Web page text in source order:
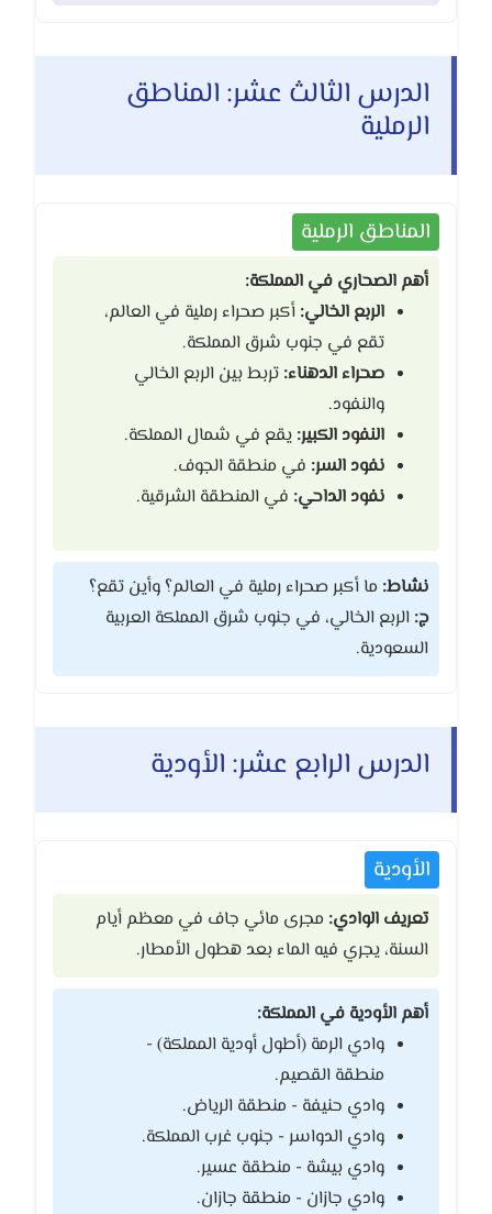
الدرس الثالث عشر: المناطق
الرملية
المناطق الرملية
أهم الصحاري في المملكة:
الربع الخالي: أكبر صحراء رملية في العالم،
تقع في جنوب شرق المملكة.
صحراء الدهناء: تربط بين الربع الخالي
والنفود.
النفود الكبير: يقع في شمال المملكة.
نفود السر: في منطقة الجوف.
نفود الداحي: في المنطقة الشرقية.
نشاط: ما أكبر صحراء رملية في العالم؟ وأين تقع؟
ج: الربع الخالي، في جنوب شرق المملكة العربية
السعودية.
الدرس الرابع عشر: الأودية
الأودية
تعريف الوادي: مجرى مائي جاف في معظم أيام
السنة، يجري فيه الماء بعد هطول الأمطار.
أهم الأودية في المملكة:
وادي الرمة (أطول أودية المملكة) -
منطقة القصيم.
وادي حنيفة - منطقة الرياض.
وادي الدواسر - جنوب غرب المملكة.
وادي بيشة - منطقة عسير.
وادي جازان - منطقة جازان.